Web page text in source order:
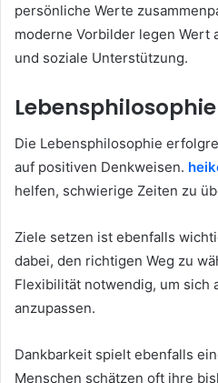
persönliche Werte
moderne Vorbilder legen Wert
und soziale Unterstützung.
Die Lebensphilosophie
auf positiven Denkweisen.
helfen, schwierige Zeiten zu
Ziele setzen ist ebenfalls
dabei, den richtigen Weg zu
Flexibilität notwendig, um sich
anzupassen.
Dankbarkeit spielt ebenfalls
Menschen schätzen oft ihre